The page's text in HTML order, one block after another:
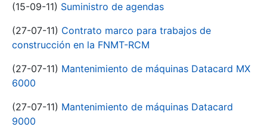
(15-09-11) Suministro de agendas
(27-07-11) Contrato marco para trabajos de
construcción en la FNMT-RCM
(27-07-11) Mantenimiento de máquinas Datacard MX
6000
(27-07-11) Mantenimiento de máquinas Datacard
9000